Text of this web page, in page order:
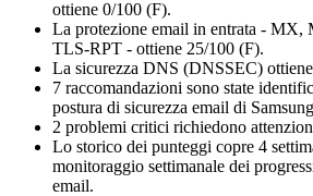
ottiene 0/100 (F).
La protezione email in entrata -
TLS-RPT - ottiene 25/100 (F).
La sicurezza DNS (DNSSEC)
7 raccomandazioni sono state
postura di sicurezza email di
2 problemi critici richiedono
Lo storico dei punteggi copre 4
monitoraggio settimanale dei
email.